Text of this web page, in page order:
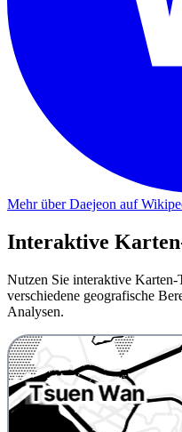
Mehr über Daejeon auf
Interaktive
Nutzen Sie interaktive
verschiedene geografische
Analysen.